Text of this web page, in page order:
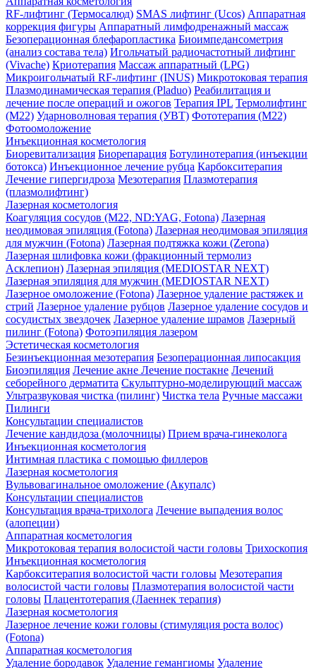
RF-лифтинг (Термосалюд) SMAS лифтинг (Ucos) Аппаратная
коррекция фигуры Аппаратный лимфодренажный массаж
Безоперационная блефаропластика Биоимпедансометрия
(анализ состава тела) Игольчатый радиочастотный лифтинг
(Vivache) Криотерапия Массаж аппаратный (LPG)
Микроигольчатый RF-лифтинг (INUS) Микротоковая терапия
Плазмодинамическая терапия (Pladuo) Реабилитация и
лечение после операций и ожогов Терапия IPL Термолифтинг
(M22) Ударноволновая терапия (УВТ) Фототерапия (М22)
Фотоомоложение
Инъекционная косметология
Биоревитализация Биорепарация Ботулинотерапия (инъекции
ботокса) Инъекционное лечение рубца Карбокситерапия
Лечение гипергидроза Мезотерапия Плазмотерапия
(плазмолифтинг)
Лазерная косметология
Коагуляция сосудов (М22, ND:YAG, Fotona) Лазерная
неодимовая эпиляция (Fotona) Лазерная неодимовая эпиляция
для мужчин (Fotona) Лазерная подтяжка кожи (Zerona)
Лазерная шлифовка кожи (фракционный термолиз
Асклепион) Лазерная эпиляция (MEDIOSTAR NEXT)
Лазерная эпиляция для мужчин (MEDIOSTAR NEXT)
Лазерное омоложение (Fotona) Лазерное удаление растяжек и
стрий Лазерное удаление рубцов Лазерное удаление сосудов и
сосудистых звездочек Лазерное удаление шрамов Лазерный
пилинг (Fotona) Фотоэпиляция лазером
Эстетическая косметология
Безинъекционная мезотерапия Безоперационная липосакция
Биоэпиляция Лечение акне Лечение постакне Лечений
себорейного дерматита Скульптурно-моделирующий массаж
Ультразвуковая чистка (пилинг) Чистка тела Ручные массажи
Пилинги
Консультации специалистов
Лечение кандидоза (молочницы) Прием врача-гинеколога
Инъекционная косметология
Интимная пластика с помощью филлеров
Лазерная косметология
Вульвовагинальное омоложение (Акупалс)
Консультации специалистов
Консультация врача-трихолога Лечение выпадения волос
(алопеции)
Аппаратная косметология
Микротоковая терапия волосистой части головы Трихоскопия
Инъекционная косметология
Карбокситерапия волосистой части головы Мезотерапия
волосистой части головы Плазмотерапия волосистой части
головы Плацентотерапия (Лаеннек терапия)
Лазерная косметология
Лазерное лечение кожи головы (стимуляция роста волос)
(Fotona)
Аппаратная косметология
Удаление бородавок Удаление гемангиомы Удаление